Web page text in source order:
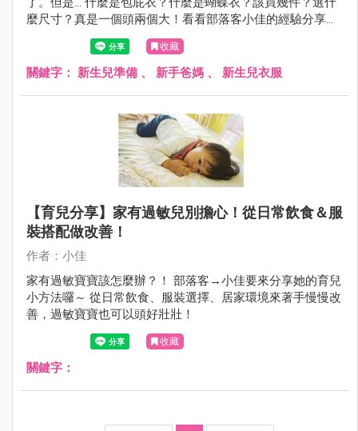
麼尺寸？真是一個頭兩個大！看看部落客小佳的經驗分享
收藏
關鍵字： 新生兒準備 、 新手爸媽 、 新生兒衣服
【育兒分享】家有過敏兒別擔心！從日常飲食＆服
裝搭配做改善！
作者：小佳
家有過敏寶寶該怎麼辦？！ 部落客→小佳要來分享她的育兒
小方法囉～ 從日常飲食、服裝選擇、居家環境來著手慢慢改
善，過敏寶寶也可以頭好壯壯！
收藏
關鍵字：